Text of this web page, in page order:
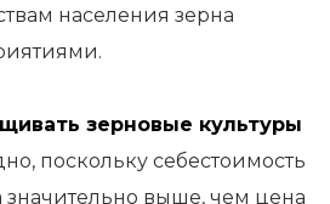
населения зерна
зерновые культуры
поскольку себестоимость
значительно выше, чем цена